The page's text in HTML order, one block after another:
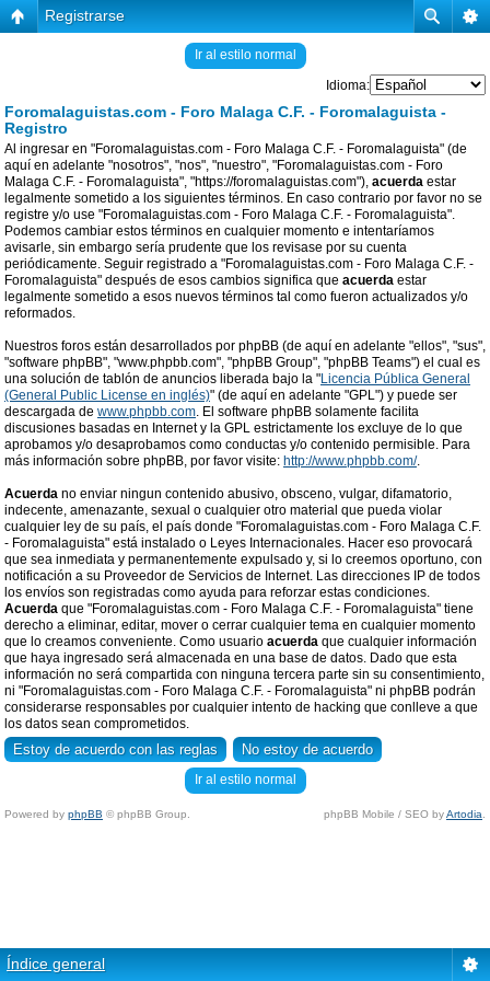
Registrarse
Ir al estilo normal
Idioma:
Foromalaguistas.com - Foro Malaga C.F. - Foromalaguista -
Registro
Al ingresar en "Foromalaguistas.com - Foro Malaga C.F. - Foromalaguista" (de
aquí en adelante "nosotros", "nos", "nuestro", "Foromalaguistas.com - Foro
Malaga C.F. - Foromalaguista", "https://foromalaguistas.com"), acuerda estar
legalmente sometido a los siguientes términos. En caso contrario por favor no se
registre y/o use "Foromalaguistas.com - Foro Malaga C.F. - Foromalaguista".
Podemos cambiar estos términos en cualquier momento e intentaríamos
avisarle, sin embargo sería prudente que los revisase por su cuenta
periódicamente. Seguir registrado a "Foromalaguistas.com - Foro Malaga C.F. -
Foromalaguista" después de esos cambios significa que acuerda estar
legalmente sometido a esos nuevos términos tal como fueron actualizados y/o
reformados.
Nuestros foros están desarrollados por phpBB (de aquí en adelante "ellos", "sus",
"software phpBB", "www.phpbb.com", "phpBB Group", "phpBB Teams") el cual es
una solución de tablón de anuncios liberada bajo la "Licencia Pública General
(General Public License en inglés)" (de aquí en adelante "GPL") y puede ser
descargada de www.phpbb.com. El software phpBB solamente facilita
discusiones basadas en Internet y la GPL estrictamente los excluye de lo que
aprobamos y/o desaprobamos como conductas y/o contenido permisible. Para
más información sobre phpBB, por favor visite: http://www.phpbb.com/.
Acuerda no enviar ningun contenido abusivo, obsceno, vulgar, difamatorio,
indecente, amenazante, sexual o cualquier otro material que pueda violar
cualquier ley de su país, el país donde "Foromalaguistas.com - Foro Malaga C.F.
- Foromalaguista" está instalado o Leyes Internacionales. Hacer eso provocará
que sea inmediata y permanentemente expulsado y, si lo creemos oportuno, con
notificación a su Proveedor de Servicios de Internet. Las direcciones IP de todos
los envíos son registradas como ayuda para reforzar estas condiciones.
Acuerda que "Foromalaguistas.com - Foro Malaga C.F. - Foromalaguista" tiene
derecho a eliminar, editar, mover o cerrar cualquier tema en cualquier momento
que lo creamos conveniente. Como usuario acuerda que cualquier información
que haya ingresado será almacenada en una base de datos. Dado que esta
información no será compartida con ninguna tercera parte sin su consentimiento,
ni "Foromalaguistas.com - Foro Malaga C.F. - Foromalaguista" ni phpBB podrán
considerarse responsables por cualquier intento de hacking que conlleve a que
los datos sean comprometidos.
Ir al estilo normal
Powered by phpBB © phpBB Group. phpBB Mobile / SEO byArtodia
Índice general